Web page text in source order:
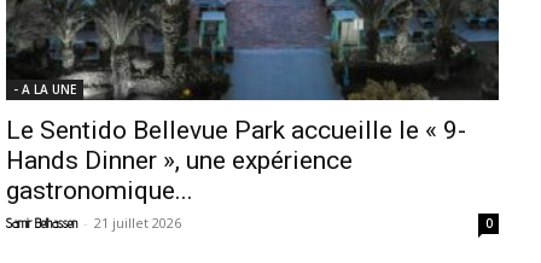
- A LA UNE
Le Sentido Bellevue Park accueille le « 9-
Hands Dinner », une expérience
gastronomique...
Samir Belhassen - 21 juillet 2026 0